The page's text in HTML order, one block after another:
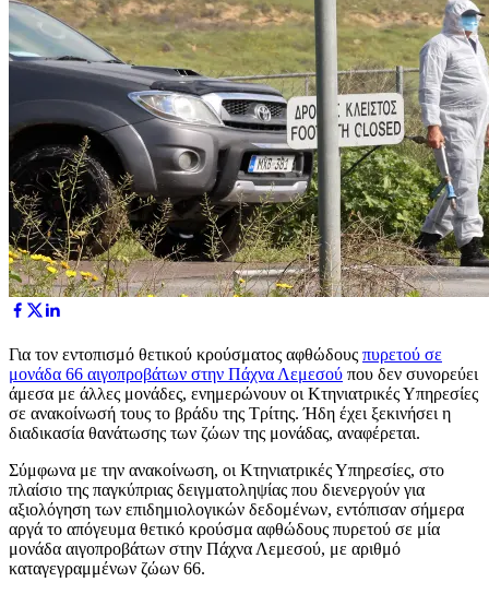
Για τον εντοπισμό θετικού κρούσματος αφθώδους πυρετού σε
μονάδα 66 αιγοπροβάτων στην Πάχνα Λεμεσού που δεν συνορεύει
άμεσα με άλλες μονάδες, ενημερώνουν οι Κτηνιατρικές Υπηρεσίες
σε ανακοίνωσή τους το βράδυ της Τρίτης. Ήδη έχει ξεκινήσει η
διαδικασία θανάτωσης των ζώων της μονάδας, αναφέρεται.
Σύμφωνα με την ανακοίνωση, οι Κτηνιατρικές Υπηρεσίες, στο
πλαίσιο της παγκύπριας δειγματοληψίας που διενεργούν για
αξιολόγηση των επιδημιολογικών δεδομένων, εντόπισαν σήμερα
αργά το απόγευμα θετικό κρούσμα αφθώδους πυρετού σε μία
μονάδα αιγοπροβάτων στην Πάχνα Λεμεσού, με αριθμό
καταγεγραμμένων ζώων 66.